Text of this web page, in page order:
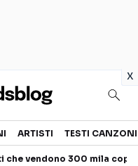
x
ARTISTI TESTI CANZONI
che vendono 300 mila